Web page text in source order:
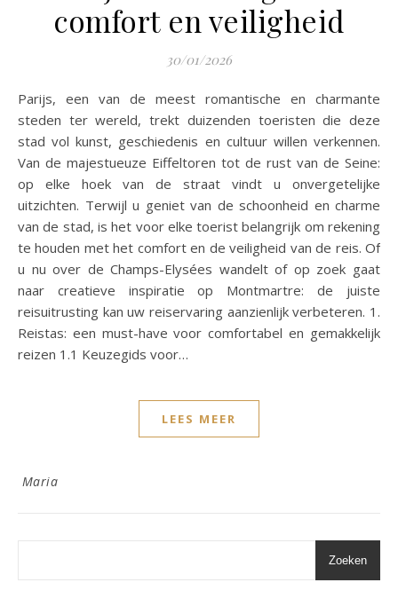
comfort en veiligheid
30/01/2026
Parijs, een van de meest romantische en charmante
steden ter wereld, trekt duizenden toeristen die deze
stad vol kunst, geschiedenis en cultuur willen verkennen.
Van de majestueuze Eiffeltoren tot de rust van de Seine:
op elke hoek van de straat vindt u onvergetelijke
uitzichten. Terwijl u geniet van de schoonheid en charme
van de stad, is het voor elke toerist belangrijk om rekening
te houden met het comfort en de veiligheid van de reis. Of
u nu over de Champs-Elysées wandelt of op zoek gaat
naar creatieve inspiratie op Montmartre: de juiste
reisuitrusting kan uw reiservaring aanzienlijk verbeteren. 1.
Reistas: een must-have voor comfortabel en gemakkelijk
reizen 1.1 Keuzegids voor…
LEES MEER
Maria
Zoeken